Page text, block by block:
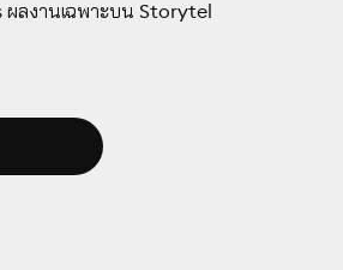
ลงานเฉพาะบน Storytel